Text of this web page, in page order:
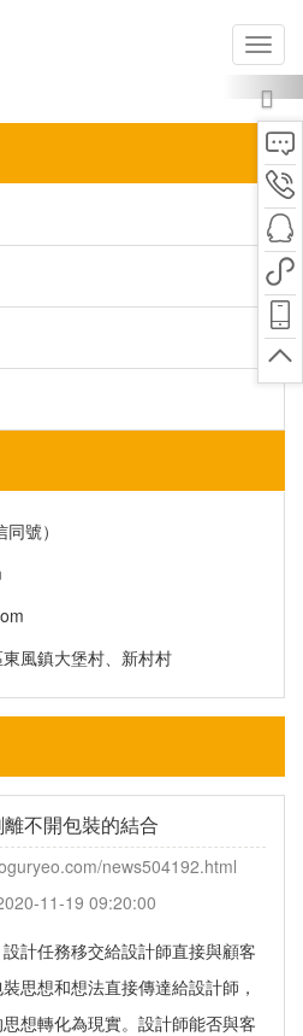
號）
風鎮大堡村、新村村
不開包裝的結合
news504192.html
11-19 09:20:00
設計任務移交給設計師直接與顧客
思想和想法直接傳達給設計師，
轉化為現實。設計師能否與客